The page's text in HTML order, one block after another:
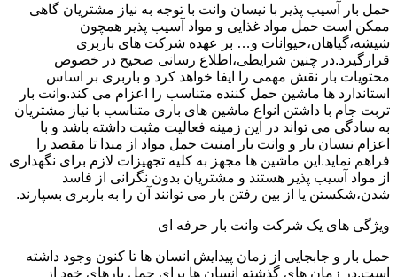
حمل بار آسیب پذیر با نیسان وانت با توجه به نیاز مشتریان گاهی
ممکن است حمل مواد غذایی و مواد آسیب پذیر همچون
شیشه،گیاهان،حیوانات و… بر عهده شرکت های باربری
قرارگیرد.در چنین شرایطی،اطلاع رسانی صحیح در خصوص
محتویات بار نقش مهمی را ایفا خواهد کرد و باربری بر اساس
استاندارد ها ماشین حمل کننده متناسب را اعزام می کند.وانت بار
تربت جام با داشتن انواع ماشین های باری متناسب با نیاز مشتریان
به سادگی می تواند در این زمینه فعالیت مثبت داشته باشد و با
اعزام نیسان بار و وانت بار امنیت حمل مواد از مبدا تا مقصد را
فراهم نماید.این ماشین ها مجهز به کلیه تجهیزات لازم برای نگهداری
از مواد آسیب پذیر هستند و مشتریان بدون نگرانی از فاسد
شدن،شکستن یا از بین رفتن بار می توانند آن را به باربری بسپارند.
ویژگی های یک شرکت وانت بار حرفه ای
حمل بار و جابجایی از زمان پیدایش انسان ها تا کنون وجود داشته
است.در زمان های گذشته انسان ها برای حمل بارهای خود از